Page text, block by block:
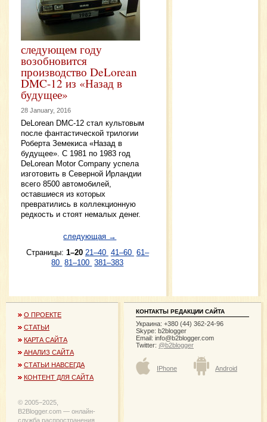
следующем году
возобновится
производство DeLorean
DMC-12 из «Назад в
будущее»
28 January, 2016
DeLorean DMC-12 стал культовым
после фантастической трилогии
Роберта Земекиса «Назад в
будущее». С 1981 по 1983 год
DeLorean Motor Company успела
изготовить в Северной Ирландии
всего 8500 автомобилей,
оставшиеся из которых
превратились в коллекционную
редкость и стоят немалых денег.
следующая →
Страницы: 1–20 21–40 41–60 61–
80 81–100 381–383
О ПРОЕКТЕ
СТАТЬИ
КАРТА САЙТА
АНАЛИЗ САЙТА
СТАТЬИ НАВСЕГДА
КОНТЕНТ ДЛЯ САЙТА
© 2005−2025,
B2Blogger.com — онлайн-
служба распространения
КОНТАКТЫ РЕДАКЦИИ САЙТА
Украина: +380 (44) 362-24-96
Skype: b2blogger
Email: info@b2blogger.com
Twitter: @b2blogger
IPhone Android